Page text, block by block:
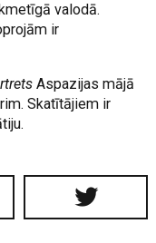
valodā.
ir
Aspazijas mājā
Skatītājiem ir